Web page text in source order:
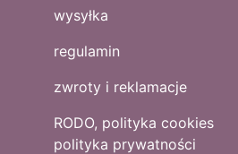
wysyłka
regulamin
zwroty i reklamacje
RODO, polityka cookies
polityka prywatności